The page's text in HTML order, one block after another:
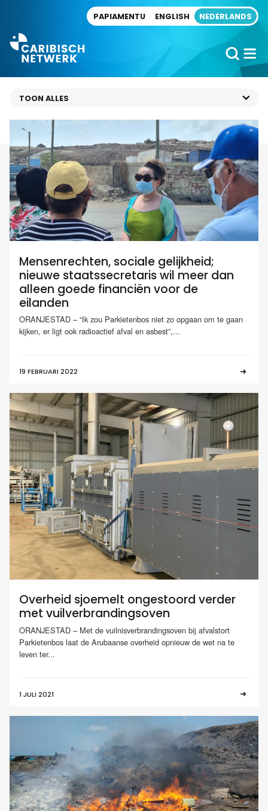
PAPIAMENTU ENGLISH NEDERLANDS
Mensenrechten, sociale gelijkheid;
nieuwe staatssecretaris wil meer dan
alleen goede financiën voor de
eilanden
ORANJESTAD – “Ik zou Parkietenbos niet zo opgaan om te gaan
kijken, er ligt ook radioactief afval en asbest”,...
19 FEBRUARI 2022
Overheid sjoemelt ongestoord verder
met vuilverbrandingsoven
ORANJESTAD – Met de vuilnisverbrandingsoven bij afvalstort
Parkietenbos laat de Arubaanse overheid opnieuw de wet na te
leven ter...
1 JULI 2021